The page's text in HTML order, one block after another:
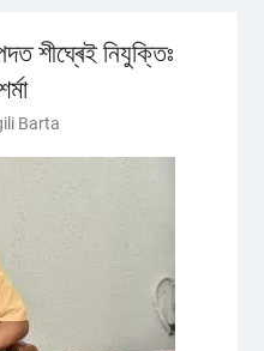
শীঘ্ৰেই নিযুক্তিঃ
Barta